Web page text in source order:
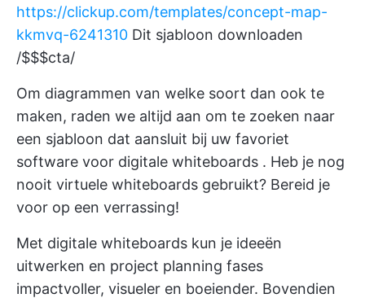
https://clickup.com/templates/concept-map-
kkmvq-6241310 Dit sjabloon downloaden
/$$$cta/
Om diagrammen van welke soort dan ook te
maken, raden we altijd aan om te zoeken naar
een sjabloon dat aansluit bij uw favoriet
software voor digitale whiteboards . Heb je nog
nooit virtuele whiteboards gebruikt? Bereid je
voor op een verrassing!
Met digitale whiteboards kun je ideeën
uitwerken en project planning fases
impactvoller, visueler en boeiender. Bovendien